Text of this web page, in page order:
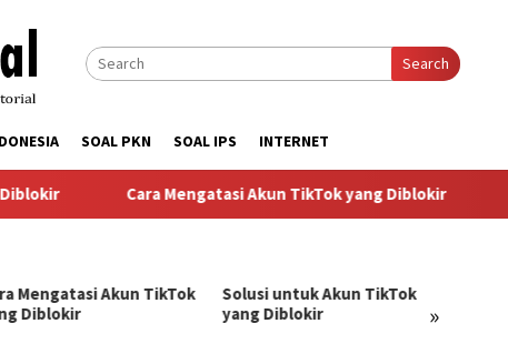
Search
SOAL PKN SOAL IPS INTERNET
Cara Mengatasi Akun TikTok yang Diblokir
»
Mengatasi Akun TikTok
Diblokir
Solusi untuk Akun TikTok
yang Diblokir